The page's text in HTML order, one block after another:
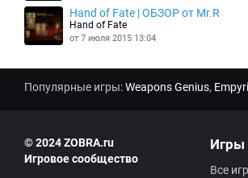
Hand of Fate | ОБЗОР от Mr.R
Hand of Fate
от 7 июля 2015 13:04
Популярные игры:Weapons Genius,
© 2024 ZOBRA.ru
Игровое сообщество
Игры
Все